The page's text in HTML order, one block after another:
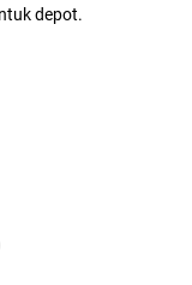
depot.